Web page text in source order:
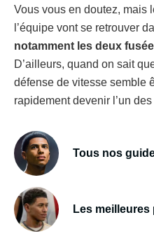
Vous vous en doutez, mais
l’équipe vont se retrouver
notamment les deux
D’ailleurs, quand on sait
défense de vitesse semble
rapidement devenir l’un
Tous nos
Les